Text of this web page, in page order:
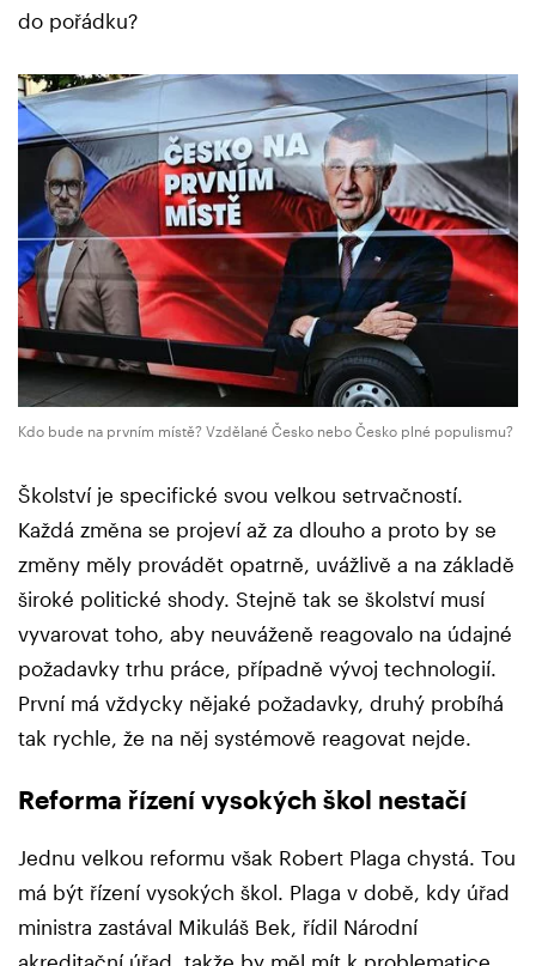
do pořádku?
Kdo bude na prvním místě? Vzdělané Česko nebo Česko plné populismu?
Školství je specifické svou velkou setrvačností.
Každá změna se projeví až za dlouho a proto by se
změny měly provádět opatrně, uvážlivě a na základě
široké politické shody. Stejně tak se školství musí
vyvarovat toho, aby neuváženě reagovalo na údajné
požadavky trhu práce, případně vývoj technologií.
První má vždycky nějaké požadavky, druhý probíhá
tak rychle, že na něj systémově reagovat nejde.
Reforma řízení vysokých škol nestačí
Jednu velkou reformu však Robert Plaga chystá. Tou
má být řízení vysokých škol. Plaga v době, kdy úřad
ministra zastával Mikuláš Bek, řídil Národní